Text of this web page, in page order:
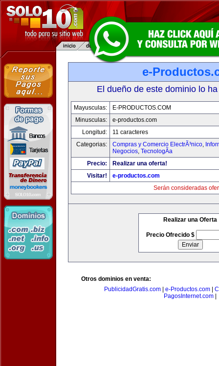
e-
El dueño de este dominio lo
Mayusculas:
E-PRODUCTOS.COM
Minusculas:
e-productos.com
Longitud:
11 caracteres
Categorias:
Compras y Comercio ElectrÃ³nico,
Negocios, TecnologÃ­a
Precio:
Realizar una oferta!
Visitar!
e-productos.com
Serán consideradas
Realizar una Oferta
Precio Ofrecido $
Otros dominios en venta:
PublicidadGratis.com
e-Productos.com
PagosInternet.com